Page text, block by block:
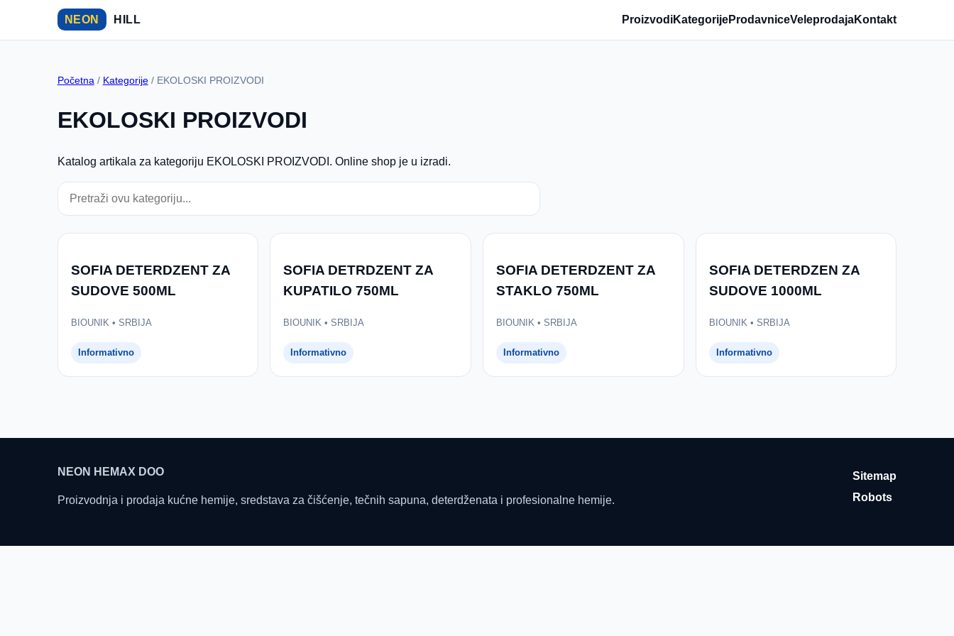
NEON HILL ProizvodiKategorijeProdavniceVeleprodajaKontakt
Početna / Kategorije/ EKOLOSKI PROIZVODI
EKOLOSKI PROIZVODI
Katalog artikala za kategoriju EKOLOSKI PROIZVODI. Online shop je u izradi.
SOFIA DETERDZENT ZA
SUDOVE 500ML
BIOUNIK • SRBIJA
Informativno
SOFIA DETRDZENT ZA
KUPATILO 750ML
BIOUNIK • SRBIJA
Informativno
SOFIA DETERDZENT ZA
STAKLO 750ML
BIOUNIK • SRBIJA
Informativno
SOFIA DETERDZEN ZA
SUDOVE 1000ML
BIOUNIK • SRBIJA
Informativno
NEON HEMAX DOO
Proizvodnja i prodaja kućne hemije, sredstava za čišćenje, tečnih sapuna, deterdženata i profesionalne hemije.
Sitemap
Robots